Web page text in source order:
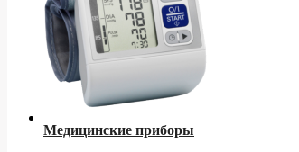
Медицинские приборы